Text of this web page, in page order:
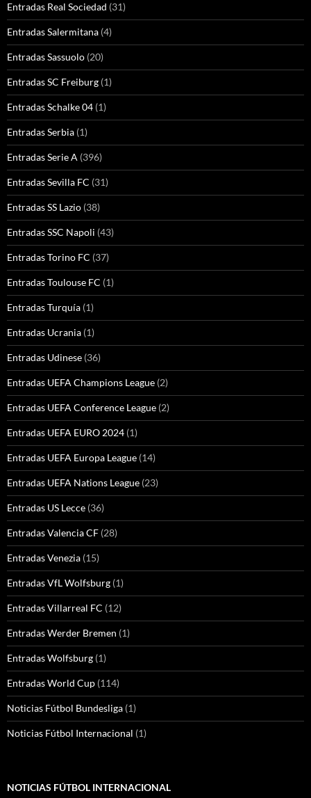
Entradas Real Sociedad (31)
Entradas Salermitana (4)
Entradas Sassuolo (20)
Entradas SC Freiburg (1)
Entradas Schalke 04 (1)
Entradas Serbia (1)
Entradas Serie A (396)
Entradas Sevilla FC (31)
Entradas SS Lazio (38)
Entradas SSC Napoli (43)
Entradas Torino FC (37)
Entradas Toulouse FC (1)
Entradas Turquía (1)
Entradas Ucrania (1)
Entradas Udinese (36)
Entradas UEFA Champions League (2)
Entradas UEFA Conference League (2)
Entradas UEFA EURO 2024 (1)
Entradas UEFA Europa League (14)
Entradas UEFA Nations League (23)
Entradas US Lecce (36)
Entradas Valencia CF (28)
Entradas Venezia (15)
Entradas VfL Wolfsburg (1)
Entradas Villarreal FC (12)
Entradas Werder Bremen (1)
Entradas Wolfsburg (1)
Entradas World Cup (114)
Noticias Fútbol Bundesliga (1)
Noticias Fútbol Internacional (1)
NOTICIAS FÚTBOL INTERNACIONAL